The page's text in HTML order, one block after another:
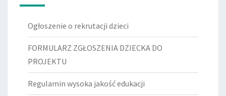
Ogłoszenie o rekrutacji dzieci
FORMULARZ ZGŁOSZENIA DZIECKA DO
PROJEKTU
Regulamin wysoka jakość edukacji